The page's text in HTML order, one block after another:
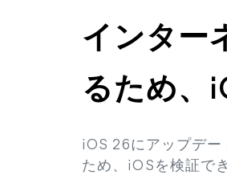
インター
るため、
iOS 26にアップデー
ため、iOSを検証で